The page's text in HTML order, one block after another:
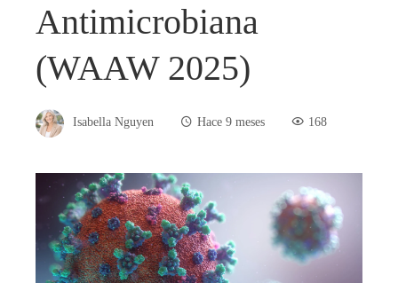
Antimicrobiana
(WAAW 2025)
Isabella Nguyen Hace 9 meses 168